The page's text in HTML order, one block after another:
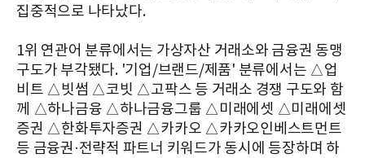
집중적으로 나타났다.
1위 연관어 분류에서는 가상자산 거래소와 금융권 동맹
구도가 부각됐다. '기업/브랜드/제품' 분류에서는 △업
비트 △빗썸 △코빗 △고팍스 등 거래소 경쟁 구도와 함
께 △하나금융 △하나금융그룹 △미래에셋 △미래에셋
증권 △한화투자증권 △카카오 △카카오인베스트먼트
등 금융권·전략적 파트너 키워드가 동시에 등장하며 하